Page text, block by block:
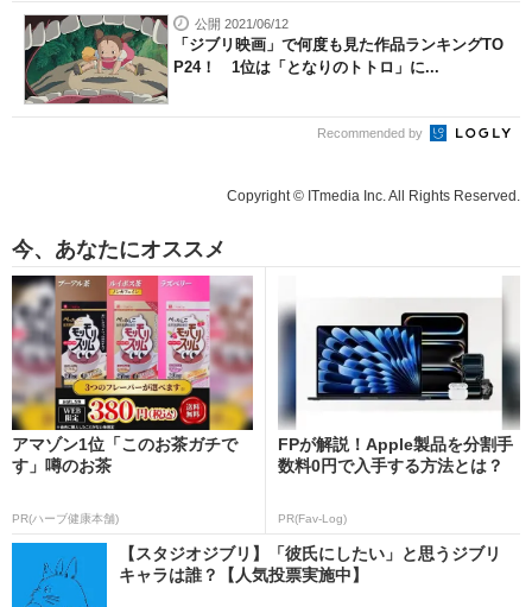
公開 2021/06/12
「ジブリ映画」で何度も見た作品ランキングTO
P24！ 1位は「となりのトトロ」に...
Recommended by
Copyright © ITmedia Inc. All Rights Reserved.
今、あなたにオススメ
アマゾン1位「このお茶ガチで
す」噂のお茶
PR(ハーブ健康本舗)
FPが解説！Apple製品を分割手
数料0円で入手する方法とは？
PR(Fav-Log)
【スタジオジブリ】「彼氏にしたい」と思うジブリ
キャラは誰？【人気投票実施中】